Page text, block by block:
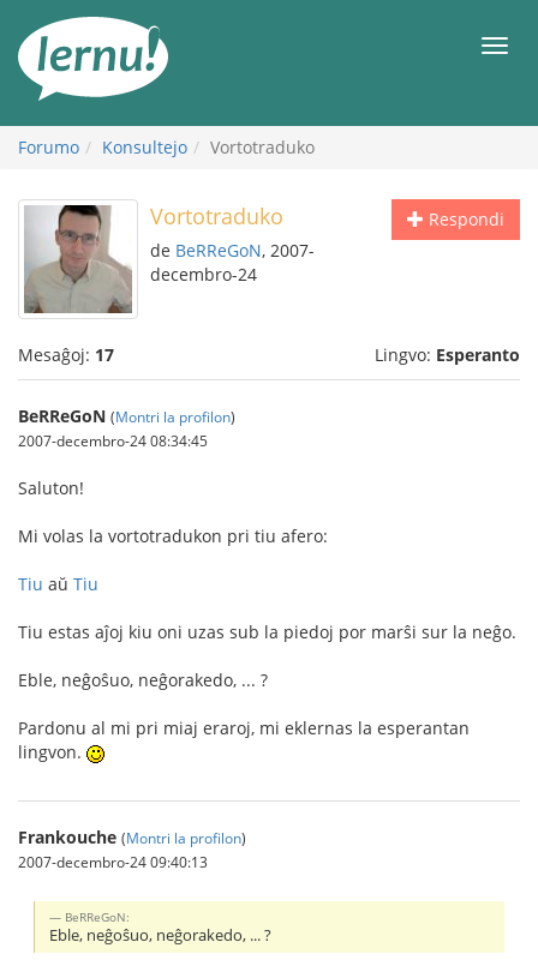
enhavo
Forumo Konsultejo Vortotraduko
Respondi
Vortotraduko
de BeRReGoN, 2007-
decembro-24
Mesaĝoj: 17 Lingvo: Esperanto
BeRReGoN (Montri la profilon)
2007-decembro-24 08:34:45
Saluton!
Mi volas la vortotradukon pri tiu afero:
Tiu aŭ Tiu
Tiu estas aĵoj kiu oni uzas sub la piedoj por marŝi sur la neĝo.
Eble, neĝoŝuo, neĝorakedo, ... ?
Pardonu al mi pri miaj eraroj, mi eklernas la esperantan
lingvon.
Frankouche (Montri la profilon)
2007-decembro-24 09:40:13
BeRReGoN:
Eble, neĝoŝuo, neĝorakedo, ... ?